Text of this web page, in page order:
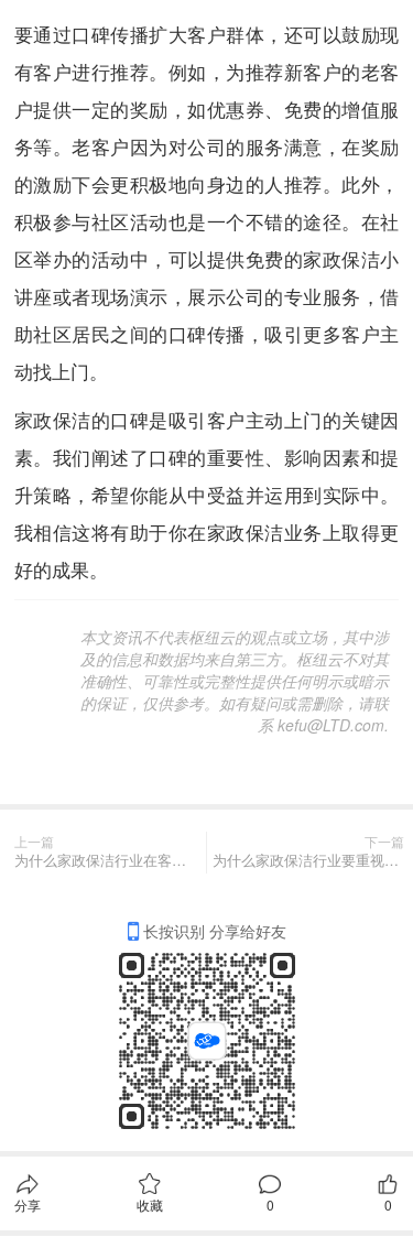
要通过口碑传播扩大客户群体，还可以鼓励现
有客户进行推荐。例如，为推荐新客户的老客
户提供一定的奖励，如优惠券、免费的增值服
务等。老客户因为对公司的服务满意，在奖励
的激励下会更积极地向身边的人推荐。此外，
积极参与社区活动也是一个不错的途径。在社
区举办的活动中，可以提供免费的家政保洁小
讲座或者现场演示，展示公司的专业服务，借
助社区居民之间的口碑传播，吸引更多客户主
动找上门。
家政保洁的口碑是吸引客户主动上门的关键因
素。我们阐述了口碑的重要性、影响因素和提
升策略，希望你能从中受益并运用到实际中。
我相信这将有助于你在家政保洁业务上取得更
好的成果。
本文资讯不代表枢纽云的观点或立场，其中涉
及的信息和数据均来自第三方。枢纽云不对其
准确性、可靠性或完整性提供任何明示或暗示
的保证，仅供参考。如有疑问或需删除，请联
系 kefu@LTD.com.
上一篇
为什么家政保洁行业在客户招揽上独具挑战？
下一篇
为什么家政保洁行业要重视客户主动上门？
长按识别 分享给好友
分享 收藏 0 0